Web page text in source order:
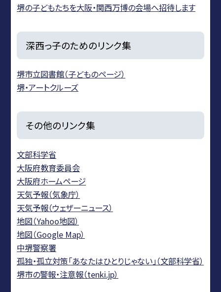
堺の子どもたちを大阪・関西万博の会場へ招待します
深西っ子のためのリンク集
堺市立図書館（子どものページ）
堺・アートクルーズ
その他のリンク集
文部科学省
大阪府教育委員会
大阪府ホームページ
天気予報（気象庁）
天気予報（ウェザーニュース）
地図（Yahoo地図）
地図（Google Map）
中堺警察署
孤独・孤立対策「あなたはひとりじゃない」（文部科学省）
堺市の警報・注意報（tenki.jp）